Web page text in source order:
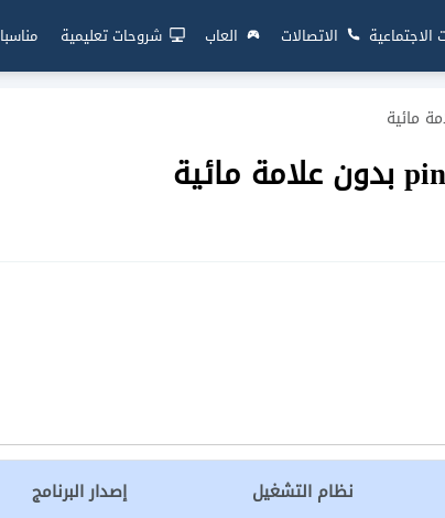
الاجتماعية الاتصالات العاب شروحات تعليمية
نظام التشغيل إصدار البرنامج